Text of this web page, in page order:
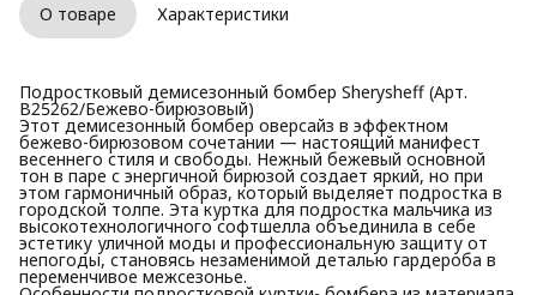
О товаре Характеристики
Подростковый демисезонный бомбер Sherysheff (Арт.
В25262/Бежево-бирюзовый)
Этот демисезонный бомбер оверсайз в эффектном
бежево-бирюзовом сочетании — настоящий манифест
весеннего стиля и свободы. Нежный бежевый основной
тон в паре с энергичной бирюзой создает яркий, но при
этом гармоничный образ, который выделяет подростка в
городской толпе. Эта куртка для подростка мальчика из
высокотехнологичного софтшелла объединила в себе
эстетику уличной моды и профессиональную защиту от
непогоды, становясь незаменимой деталью гардероба в
переменчивое межсезонье.